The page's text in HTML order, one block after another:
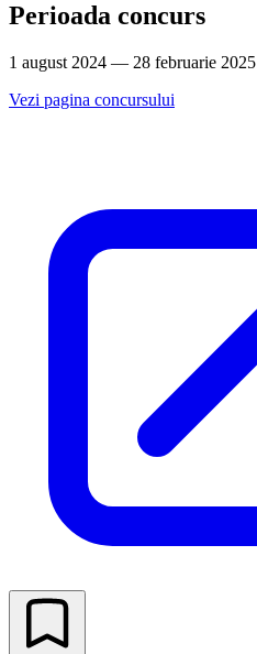
Perioada concurs
1 august 2024 — 28 februarie 2025
Vezi pagina concursului